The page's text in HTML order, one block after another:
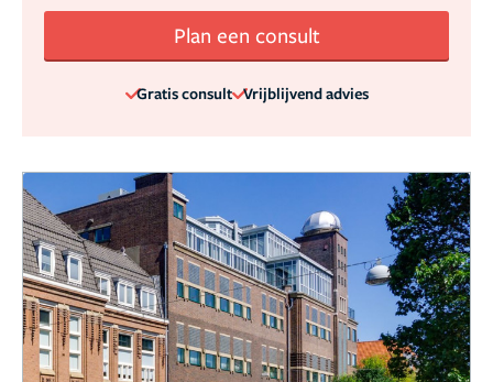
Plan een consult
Gratis consult Vrijblijvend advies